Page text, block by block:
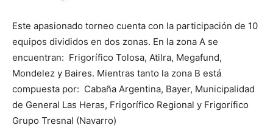
Este apasionado torneo cuenta con la participación de 10
equipos divididos en dos zonas. En la zona A se
encuentran: Frigorífico Tolosa, Atilra, Megafund,
Mondelez y Baires. Mientras tanto la zona B está
compuesta por: Cabaña Argentina, Bayer, Municipalidad
de General Las Heras, Frigorífico Regional y Frigorífico
Grupo Tresnal (Navarro)